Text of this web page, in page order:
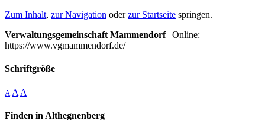
Zum Inhalt, zur Navigation oderzur Startseite springen.
Verwaltungsgemeinschaft Mammendorf| Online:
https://www.vgmammendorf.de/
Schriftgröße
A A A
Finden in Althegnenberg